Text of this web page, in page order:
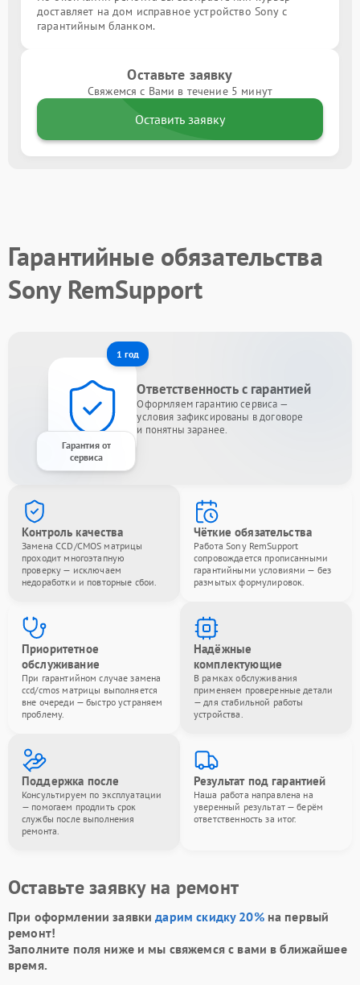
доставляет на дом исправное устройство Sony с
гарантийным бланком.
Оставьте заявку
Свяжемся с Вами в течение 5 минут
Оставить заявку
Гарантийные обязательства
Sony RemSupport
1 год
Гарантия от
сервиса
Ответственность с гарантией
Оформляем гарантию сервиса —
условия зафиксированы в договоре
и понятны заранее.
Контроль качества
Замена CCD/CMOS матрицы
проходит многоэтапную
проверку — исключаем
недоработки и повторные сбои.
Чёткие обязательства
Работа Sony RemSupport
сопровождается прописанными
гарантийными условиями — без
размытых формулировок.
Приоритетное
обслуживание
При гарантийном случае замена
ccd/cmos матрицы выполняется
вне очереди — быстро устраняем
проблему.
Надёжные
комплектующие
В рамках обслуживания
применяем проверенные детали
— для стабильной работы
устройства.
Поддержка после
Консультируем по эксплуатации
— помогаем продлить срок
службы после выполнения
ремонта.
Результат под гарантией
Наша работа направлена на
уверенный результат — берём
ответственность за итог.
Оставьте заявку на ремонт
При оформлении заявкидарим скидку 20%на первый
ремонт!
Заполните поля ниже и мы свяжемся с вами в ближайшее
время.